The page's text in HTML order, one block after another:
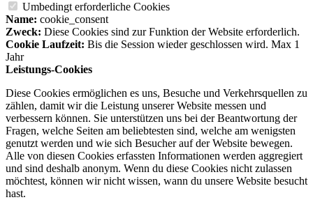
Umbedingt erforderliche Cookies
Name: cookie_consent
Zweck: Diese Cookies sind zur Funktion der Website erforderlich.
Cookie Laufzeit: Bis die Session wieder geschlossen wird. Max 1
Jahr
Leistungs-Cookies
Diese Cookies ermöglichen es uns, Besuche und Verkehrsquellen zu
zählen, damit wir die Leistung unserer Website messen und
verbessern können. Sie unterstützen uns bei der Beantwortung der
Fragen, welche Seiten am beliebtesten sind, welche am wenigsten
genutzt werden und wie sich Besucher auf der Website bewegen.
Alle von diesen Cookies erfassten Informationen werden aggregiert
und sind deshalb anonym. Wenn du diese Cookies nicht zulassen
möchtest, können wir nicht wissen, wann du unsere Website besucht
hast.